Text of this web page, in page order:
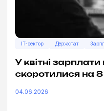
IT-сектор Держстат
У квітні зарплати
скоротилися на 8
04.06.2026